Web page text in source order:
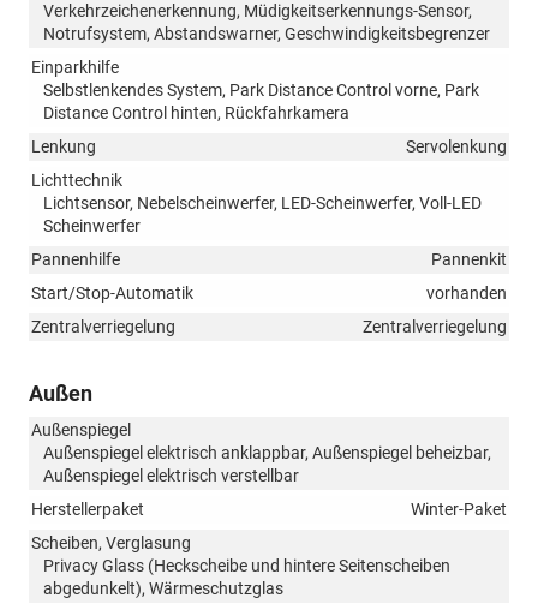
Verkehrzeichenerkennung, Müdigkeitserkennungs-Sensor,
Notrufsystem, Abstandswarner, Geschwindigkeitsbegrenzer
Einparkhilfe
Selbstlenkendes System, Park Distance Control vorne, Park
Distance Control hinten, Rückfahrkamera
Lenkung
Servolenkung
Lichttechnik
Lichtsensor, Nebelscheinwerfer, LED-Scheinwerfer, Voll-LED
Scheinwerfer
Pannenhilfe
Pannenkit
Start/Stop-Automatik
vorhanden
Zentralverriegelung
Zentralverriegelung
Außen
Außenspiegel
Außenspiegel elektrisch anklappbar, Außenspiegel beheizbar,
Außenspiegel elektrisch verstellbar
Herstellerpaket
Winter-Paket
Scheiben, Verglasung
Privacy Glass (Heckscheibe und hintere Seitenscheiben
abgedunkelt), Wärmeschutzglas